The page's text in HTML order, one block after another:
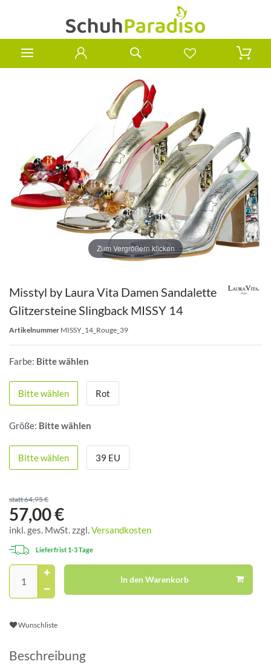
Zum Vergrößern klicken
Misstyl by Laura Vita Damen Sandalette
Glitzersteine Slingback MISSY 14
Artikelnummer MISSY_14_Rouge_39
Farbe: Bitte wählen
Bitte wählen Rot
Größe: Bitte wählen
Bitte wählen 39 EU
statt 64,95 €
57,00 €
inkl. ges. MwSt. zzgl.Versandkosten
Lieferfrist 1-3 Tage
In den Warenkorb
Wunschliste
Beschreibung